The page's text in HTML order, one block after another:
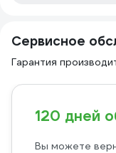
Сервисное
Гарантия
120 дней
Вы можете